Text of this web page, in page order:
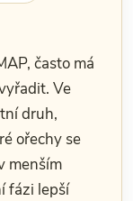
často má
Ve
druh,
ořechy se
menším
fázi lepší